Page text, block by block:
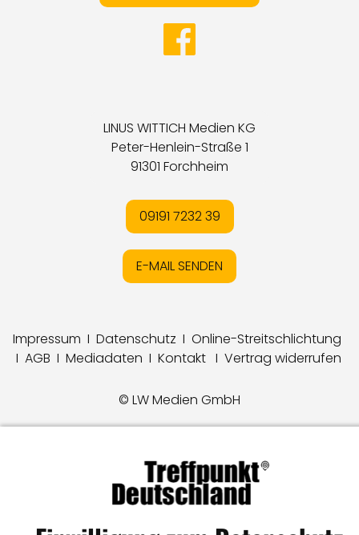
LINUS WITTICH Medien KG
Peter-Henlein-Straße 1
91301 Forchheim
09191 7232 39
E-MAIL SENDEN
Impressum I Datenschutz I Online-Streitschlichtung
I AGB I Mediadaten I Kontakt I Vertrag widerrufen
© LW Medien GmbH